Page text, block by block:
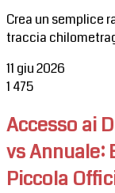
Crea un semplice
traccia
11 giu 2026
1 475
Accesso ai
vs Annuale:
Piccola